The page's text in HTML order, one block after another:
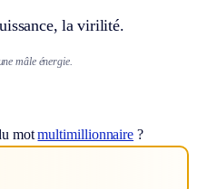
la virilité.
mâle énergie.
motmultimillionnaire ?